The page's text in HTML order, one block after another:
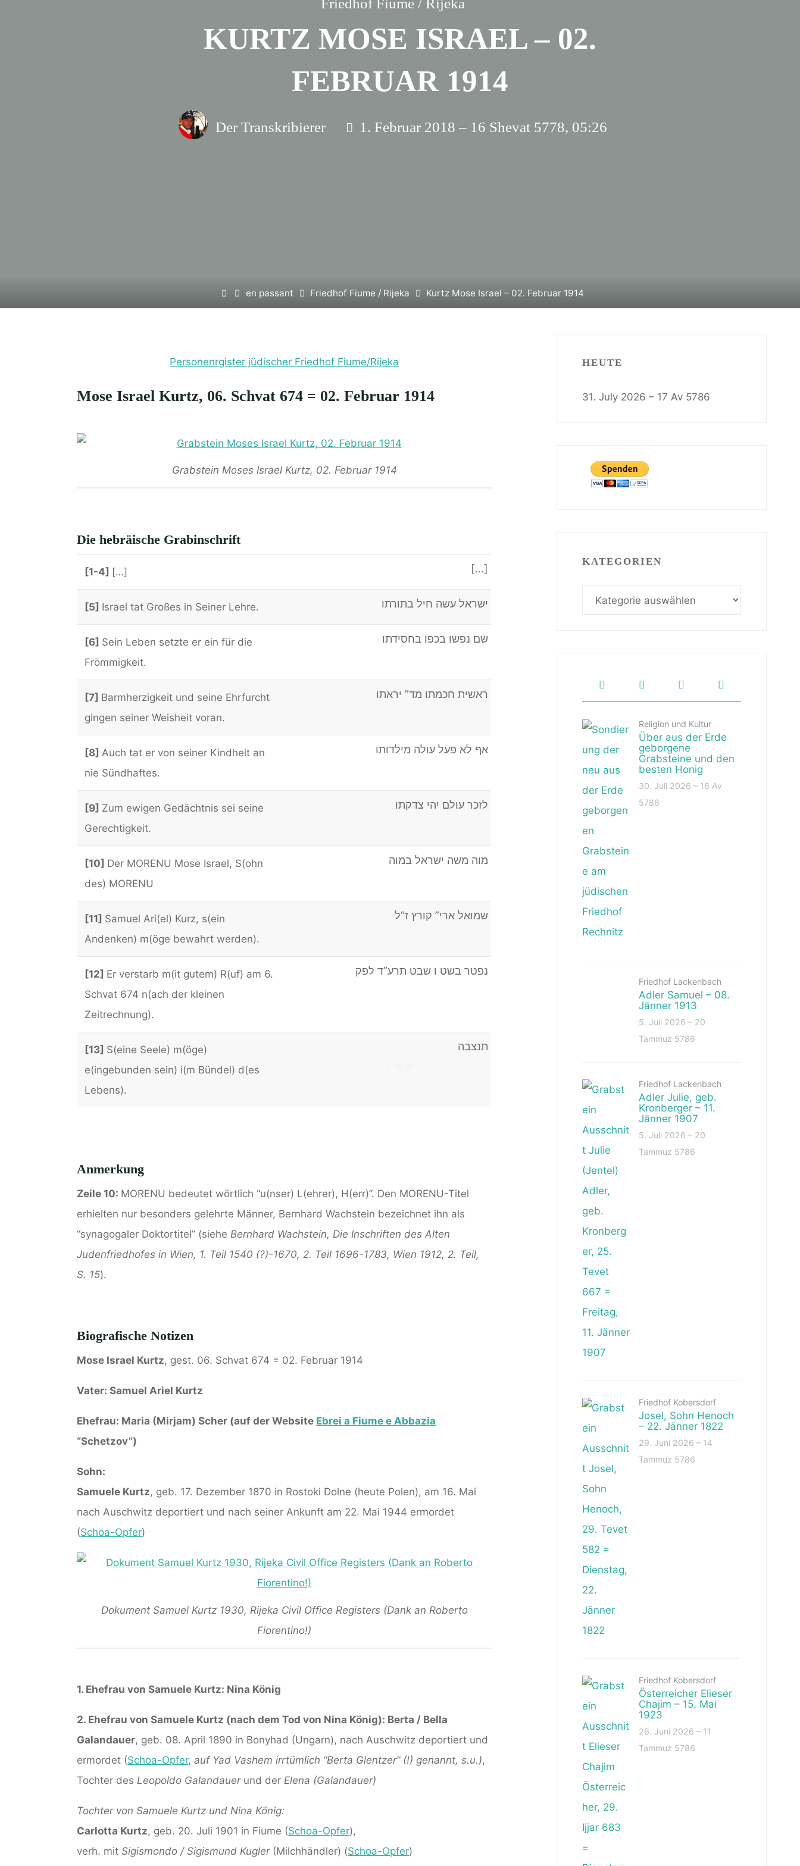
Friedhof Fiume / Rijeka
KURTZ MOSE ISRAEL – 02.
FEBRUAR 1914
Der Transkribierer 1. Februar 2018 – 16 Shevat 5778, 05:26
Homeen passant Friedhof Fiume / Rijeka Kurtz Mose Israel – 02. Februar 1914
Personenrgister jüdischer Friedhof Fiume/Rijeka
Mose Israel Kurtz, 06. Schvat 674 = 02. Februar 1914
Grabstein Moses Israel Kurtz, 02. Februar 1914
Die hebräische Grabinschrift
[1-4] […] […]
[5] Israel tat Großes in Seiner Lehre. ישראל עשה חיל בתורתו
[6] Sein Leben setzte er ein für die
Frömmigkeit.
שם נפשו בכפו בחסידתו
[7] Barmherzigkeit und seine Ehrfurcht
gingen seiner Weisheit voran.
ראשית חכמתו מד” יראתו
[8] Auch tat er von seiner Kindheit an
nie Sündhaftes.
אף לא פעל עולה מילדותו
[9] Zum ewigen Gedächtnis sei seine
Gerechtigkeit.
לזכר עולם יהי צדקתו
[10] Der MORENU Mose Israel, S(ohn
des) MORENU
מוה משה ישראל במוה
[11] Samuel Ari(el) Kurz, s(ein
Andenken) m(öge bewahrt werden).
שמואל ארי” קורץ ז”ל
[12] Er verstarb m(it gutem) R(uf) am 6.
Schvat 674 n(ach der kleinen
Zeitrechnung).
נפטר בשט ו שבט תרע”ד לפק
[13] S(eine Seele) m(öge)
e(ingebunden sein) i(m Bündel) d(es
Lebens).
תנצבה
Anmerkung
Zeile 10: MORENU bedeutet wörtlich “u(nser) L(ehrer), H(err)”. Den MORENU-Titel
erhielten nur besonders gelehrte Männer, Bernhard Wachstein bezeichnet ihn als
“synagogaler Doktortitel” (siehe Bernhard Wachstein, Die Inschriften des Alten
Judenfriedhofes in Wien, 1. Teil 1540 (?)-1670, 2. Teil 1696-1783, Wien 1912, 2. Teil,
S. 15).
Biografische Notizen
Mose Israel Kurtz, gest. 06. Schvat 674 = 02. Februar 1914
Vater: Samuel Ariel Kurtz
Ehefrau: Maria (Mirjam) Scher (auf der Website Ebrei a Fiume e Abbazia
“Schetzov”)
Sohn:
Samuele Kurtz, geb. 17. Dezember 1870 in Rostoki Dolne (heute Polen), am 16. Mai
nach Auschwitz deportiert und nach seiner Ankunft am 22. Mai 1944 ermordet
(Schoa-Opfer)
Dokument Samuel Kurtz 1930, Rijeka Civil Office Registers (Dank an Roberto
Fiorentino!)
1. Ehefrau von Samuele Kurtz: Nina König
2. Ehefrau von Samuele Kurtz (nach dem Tod von Nina König): Berta / Bella
Galandauer, geb. 08. April 1890 in Bonyhad (Ungarn), nach Auschwitz deportiert und
ermordet (Schoa-Opfer, auf Yad Vashem irrtümlich “Berta Glentzer” (!) genannt, s.u.),
Tochter des Leopoldo Galandauerund der Elena (Galandauer)
Tochter von Samuele Kurtz und Nina König:
Carlotta Kurtz, geb. 20. Juli 1901 in Fiume (Schoa-Opfer),
verh. mit Sigismondo / Sigismund Kugler(Milchhändler) (Schoa-Opfer)
HEUTE
31. July 2026 – 17 Av 5786
KATEGORIEN
Kategorien
Religion und Kultur
Über aus der Erde
geborgene
Grabsteine und den
besten Honig
30. Juli 2026 – 16 Av
5786
Friedhof Lackenbach
Adler Samuel – 08.
Jänner 1913
5. Juli 2026 – 20
Tammuz 5786
Friedhof Lackenbach
Adler Julie, geb.
Kronberger – 11.
Jänner 1907
5. Juli 2026 – 20
Tammuz 5786
Friedhof Kobersdorf
Josel, Sohn Henoch
– 22. Jänner 1822
29. Juni 2026 – 14
Tammuz 5786
Friedhof Kobersdorf
Österreicher Elieser
Chajim – 15. Mai
1923
26. Juni 2026 – 11
Tammuz 5786